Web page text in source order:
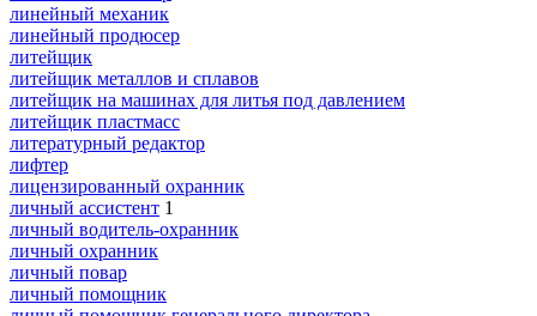
линейный механик
линейный продюсер
литейщик
литейщик металлов и сплавов
литейщик на машинах для литья под давлением
литейщик пластмасс
литературный редактор
лифтер
лицензированный охранник
личный ассистент 1
личный водитель-охранник
личный охранник
личный повар
личный помощник